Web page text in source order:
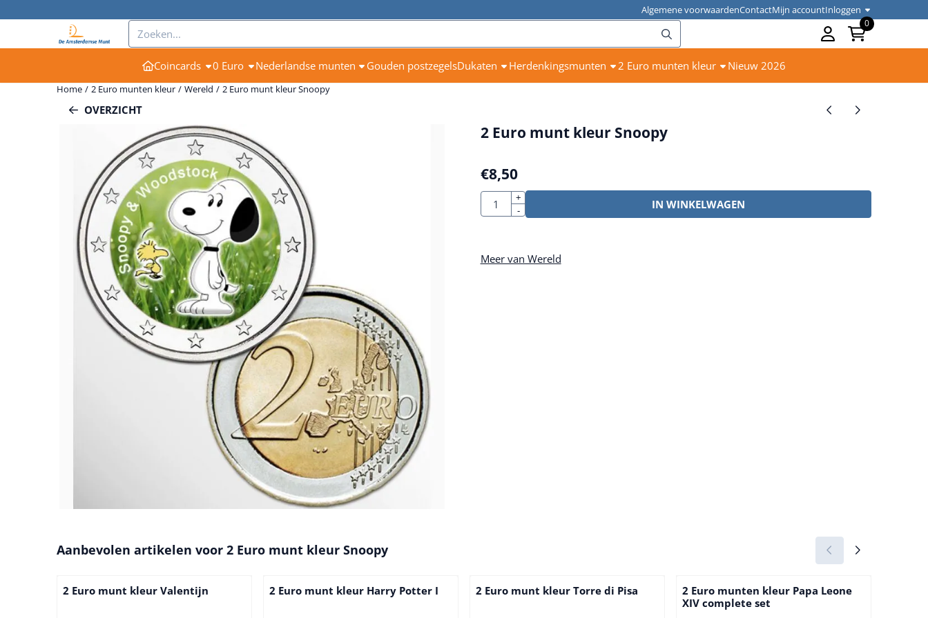
Algemene voorwaardenContactMijn accountInloggen
Zoeken 0
Coincards 0 Euro Nederlandse munten Gouden postzegelsDukaten Herdenkingsmunten 2 Euro munten kleur Nieuw 2026
Home / 2 Euro munten kleur / Wereld / 2 Euro munt kleur Snoopy
OVERZICHT
2 Euro munt kleur Snoopy
€8,50
Aantal
+
-
IN WINKELWAGEN
Meer van Wereld
Aanbevolen artikelen voor 2 Euro munt kleur Snoopy
2 Euro munt kleur Valentijn 2 Euro munt kleur Harry Potter I 2 Euro munt kleur Torre di Pisa
2 Euro munten kleur Papa Leone
XIV complete set